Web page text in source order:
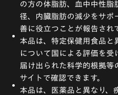
の方の体脂肪、血中中性脂
径、内臓脂肪の減少をサポ
善に役立つことが報告され
本品は、特定保健用食品と
について国による評価を受
届け出られた科学的根拠等
サイトで確認できます。
本品は、医薬品と異なり、